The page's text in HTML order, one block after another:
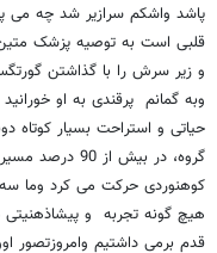
پاشد واشکم سرازیر شد چه می
قلبی است به توصیه پزشک
و زیر سرش را با گذاشتن گورتگس
وبه گمانم پرقندی به او
حیاتی و استراحت بسیار کوتاه
گروه، در بیش
کوهنوردی حرکت می کرد وما
هیچ گونه تجربه و پیشاذهنیتی
قدم برمی داشتیم وامروزتصور